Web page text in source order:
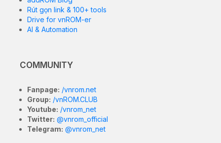
Rút gọn link & 100+ tools
Drive for vnROM-er
AI & Automation
COMMUNITY
Fanpage: /vnrom.net
Group: /vnROM.CLUB
Youtube: /vnrom_net
Twitter: @vnrom_official
Telegram: @vnrom_net